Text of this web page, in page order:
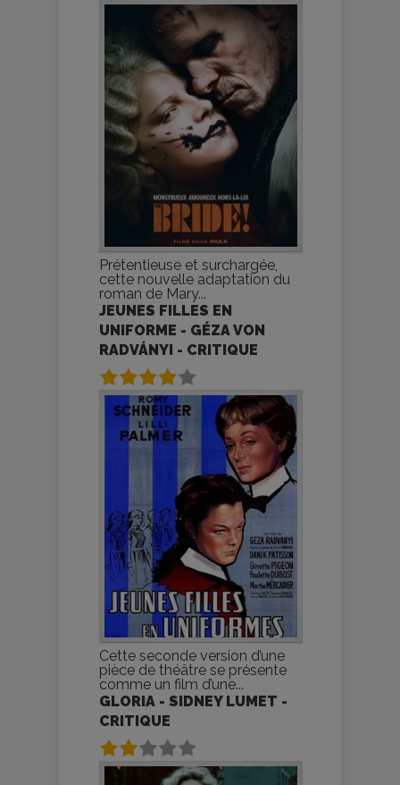
Prétentieuse et surchargée,
cette nouvelle adaptation du
roman de Mary...
JEUNES FILLES EN
UNIFORME - GÉZA VON
RADVÁNYI - CRITIQUE
Cette seconde version d’une
pièce de théâtre se présente
comme un film d’une...
GLORIA - SIDNEY LUMET -
CRITIQUE